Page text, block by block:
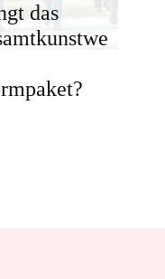
das